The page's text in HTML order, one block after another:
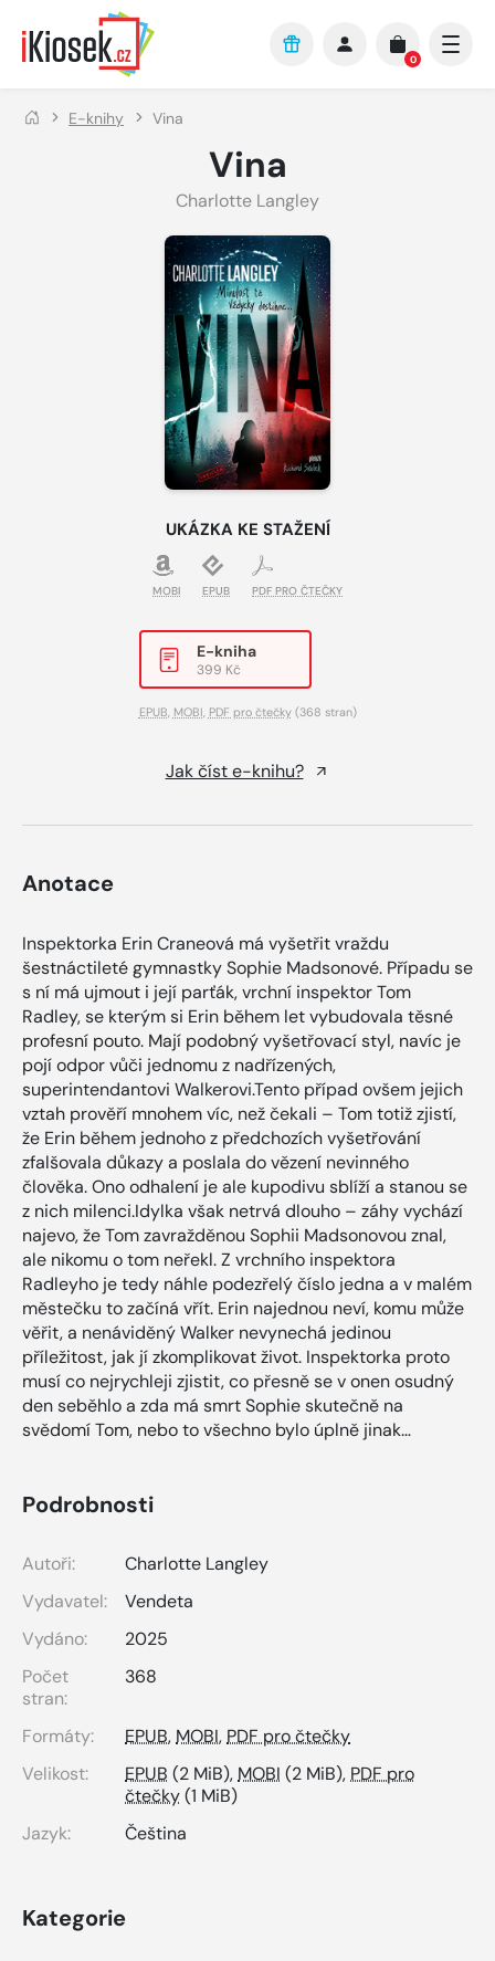
Přejít na hlavní obsah
0
E-knihy Vina
Vina
Charlotte Langley
UKÁZKA KE STAŽENÍ
MOBI EPUB PDF PRO ČTEČKY
E-kniha
399 Kč
EPUB, MOBI, PDF pro čtečky(368 stran)
Jak číst e-knihu?
Anotace
Inspektorka Erin Craneová má vyšetřit vraždu
šestnáctileté gymnastky Sophie Madsonové. Případu se
s ní má ujmout i její parťák, vrchní inspektor Tom
Radley, se kterým si Erin během let vybudovala těsné
profesní pouto. Mají podobný vyšetřovací styl, navíc je
pojí odpor vůči jednomu z nadřízených,
superintendantovi Walkerovi.Tento případ ovšem jejich
vztah prověří mnohem víc, než čekali – Tom totiž zjistí,
že Erin během jednoho z předchozích vyšetřování
zfalšovala důkazy a poslala do vězení nevinného
člověka. Ono odhalení je ale kupodivu sblíží a stanou se
z nich milenci.Idylka však netrvá dlouho – záhy vychází
najevo, že Tom zavražděnou Sophii Madsonovou znal,
ale nikomu o tom neřekl. Z vrchního inspektora
Radleyho je tedy náhle podezřelý číslo jedna a v malém
městečku to začíná vřít. Erin najednou neví, komu může
věřit, a nenáviděný Walker nevynechá jedinou
příležitost, jak jí zkomplikovat život. Inspektorka proto
musí co nejrychleji zjistit, co přesně se v onen osudný
den seběhlo a zda má smrt Sophie skutečně na
svědomí Tom, nebo to všechno bylo úplně jinak…
Podrobnosti
Autoři:
Charlotte Langley
Vydavatel:
Vendeta
Vydáno:
2025
Počet
stran:
368
Formáty: EPUB,MOBI,PDF pro čtečky
Velikost:
EPUB (2 MiB),MOBI (2 MiB),PDF pro
čtečky(1 MiB)
Jazyk:
Čeština
Kategorie